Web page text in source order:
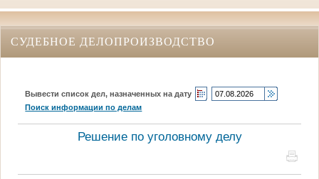
СУДЕБНОЕ ДЕЛОПРОИЗВОДСТВО
Вывести список дел, назначенных на дату
Поиск информации по делам
Решение по уголовному делу